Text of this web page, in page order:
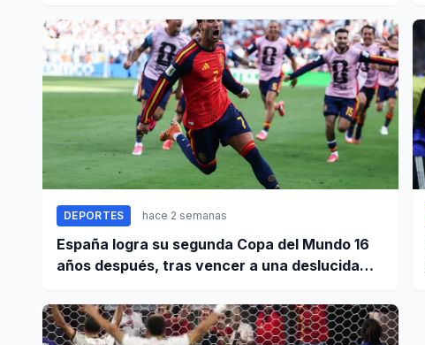
DEPORTES hace 2 semanas
España logra su segunda Copa del Mundo 16
años después, tras vencer a una deslucida